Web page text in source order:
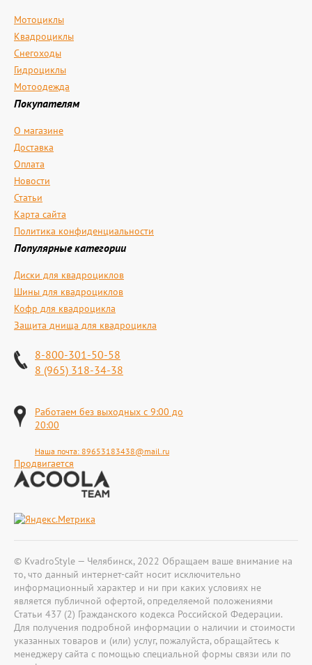
Мотоциклы
Квадроциклы
Снегоходы
Гидроциклы
Мотоодежда
Покупателям
О магазине
Доставка
Оплата
Новости
Статьи
Карта сайта
Политика конфиденциальности
Популярные категории
Диски для квадроциклов
Шины для квадроциклов
Кофр для квадроцикла
Защита днища для квадроцикла
8-800-301-50-58
8 (965) 318-34-38
Работаем без выходных с 9:00 до
20:00
Наша почта: 89653183438@mail.ru
Продвигается
© KvadroStyle — Челябинск, 2022 Обращаем ваше внимание на
то, что данный интернет-сайт носит исключительно
информационный характер и ни при каких условиях не
является публичной офертой, определяемой положениями
Статьи 437 (2) Гражданского кодекса Российской Федерации.
Для получения подробной информации о наличии и стоимости
указанных товаров и (или) услуг, пожалуйста, обращайтесь к
менеджеру сайта с помощью специальной формы связи или по